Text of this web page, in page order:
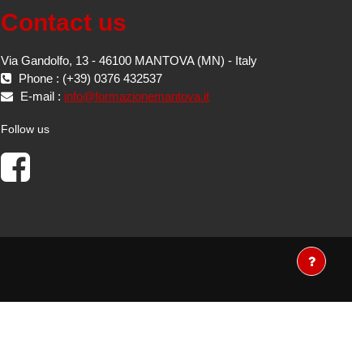
Contact us
Via Gandolfo, 13 - 46100 MANTOVA (MN) - Italy
Phone : (+39) 0376 432537
E-mail : info@formazionemantova.it
Follow us